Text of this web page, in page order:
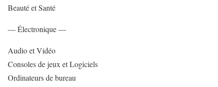
Beauté et Santé
— Électronique —
Audio et Vidéo
Consoles de jeux et Logiciels
Ordinateurs de bureau